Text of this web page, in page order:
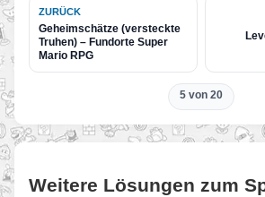
ZURÜCK
Geheimschätze (versteckte
Truhen) – Fundorte Super
Mario RPG
5 von 20
Weitere Lösungen zum